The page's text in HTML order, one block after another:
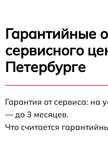
Гарантийные
сервисного
Петербурге
Гарантия от сервиса: на
— до 3 месяцев.
Что считается